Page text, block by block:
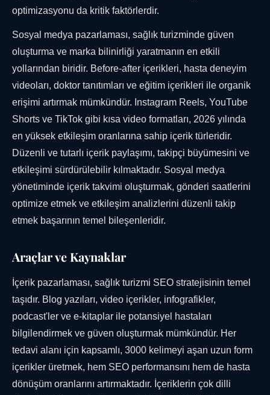
optimizasyonu da kritik faktörlerdir.
Sosyal medya pazarlaması, sağlık turizminde güven
oluşturma ve marka bilinirliği yaratmanın en etkili
yollarından biridir. Before-after içerikleri, hasta deneyim
videoları, doktor tanıtımları ve eğitim içerikleri ile organik
erişimi artırmak mümkündür. Instagram Reels, YouTube
Shorts ve TikTok gibi kısa video formatları, 2026 yılında
en yüksek etkileşim oranlarına sahip içerik türleridir.
Düzenli ve tutarlı içerik paylaşımı, takipçi büyümesini ve
etkileşimi sürdürülebilir kılmaktadır. Sosyal medya
yönetiminde içerik takvimi oluşturmak, gönderi saatlerini
optimize etmek ve etkileşim analizlerini düzenli takip
etmek başarının temel bileşenleridir.
Araçlar ve Kaynaklar
İçerik pazarlaması, sağlık turizmi SEO stratejisinin temel
taşıdır. Blog yazıları, video içerikler, infografikler,
podcast'ler ve e-kitaplar ile potansiyel hastaları
bilgilendirmek ve güven oluşturmak mümkündür. Her
tedavi alanı için kapsamlı, 3000 kelimeyi aşan uzun form
içerikler üretmek, hem SEO performansını hem de hasta
dönüşüm oranlarını artırmaktadır. İçeriklerin çok dilli